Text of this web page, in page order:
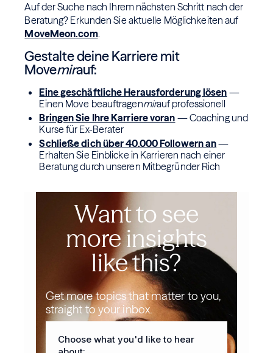
Auf der Suche nach Ihrem nächsten Schritt nach der
Beratung? Erkunden Sie aktuelle Möglichkeiten auf
MoveMeon.com.
Gestalte deine Karriere mit
Movemirauf:
Eine geschäftliche Herausforderung lösen —
Einen Move beauftragenmirauf professionell
Bringen Sie Ihre Karriere voran — Coaching und
Kurse für Ex-Berater
Schließe dich über 40.000 Followern an—
Erhalten Sie Einblicke in Karrieren nach einer
Beratung durch unseren Mitbegründer Rich
Want to see
more insights
like this?
Get more topics that matter to you,
straight to your inbox.